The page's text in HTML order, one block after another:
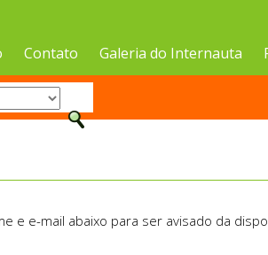
Contato Galeria do Internauta
e e-mail abaixo para ser avisado da